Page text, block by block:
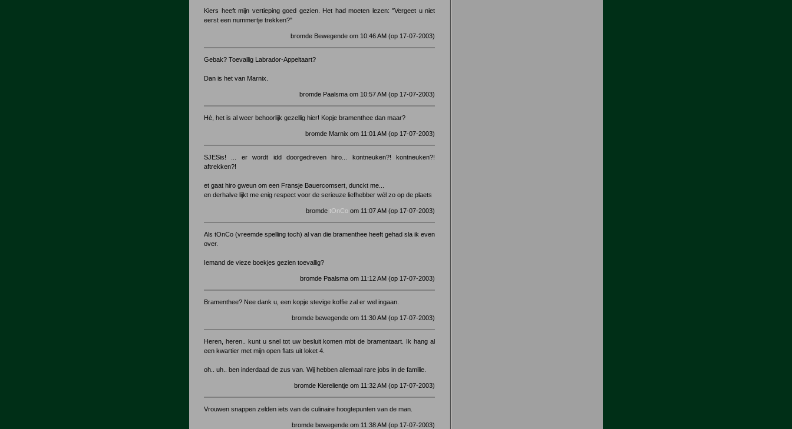
Kiers heeft mijn vertieping goed gezien. Het had moeten lezen: "Vergeet u niet
eerst een nummertje trekken?"
bromde Bewegende om 10:46 AM (op 17-07-2003)
Gebak? Toevallig Labrador-Appeltaart?
Dan is het van Marnix.
bromde Paalsma om 10:57 AM (op 17-07-2003)
Hè, het is al weer behoorlijk gezellig hier! Kopje bramenthee dan maar?
bromde Marnix om 11:01 AM (op 17-07-2003)
SJESis! ... er wordt idd doorgedreven hiro... kontneuken?! kontneuken?!
aftrekken?!
et gaat hiro gweun om een Fransje Bauercomsert, dunckt me...
en derhalve lijkt me enig respect voor de serieuze liefhebber wél zo op de plaets
bromde tOnCo om 11:07 AM (op 17-07-2003)
Als tOnCo (vreemde spelling toch) al van die bramenthee heeft gehad sla ik even
over.
Iemand de vieze boekjes gezien toevallig?
bromde Paalsma om 11:12 AM (op 17-07-2003)
Bramenthee? Nee dank u, een kopje stevige koffie zal er wel ingaan.
bromde bewegende om 11:30 AM (op 17-07-2003)
Heren, heren.. kunt u snel tot uw besluit komen mbt de bramentaart. Ik hang al
een kwartier met mijn open flats uit loket 4.
oh.. uh.. ben inderdaad de zus van. Wij hebben allemaal rare jobs in de familie.
bromde Kierelientje om 11:32 AM (op 17-07-2003)
Vrouwen snappen zelden iets van de culinaire hoogtepunten van de man.
bromde bewegende om 11:38 AM (op 17-07-2003)